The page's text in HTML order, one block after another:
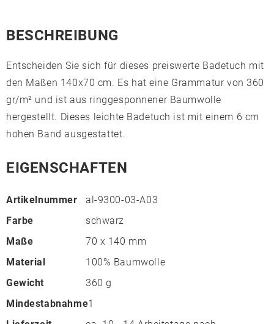
BESCHREIBUNG
Entscheiden Sie sich für dieses preiswerte Badetuch mit
den Maßen 140x70 cm. Es hat eine Grammatur von 360
gr/m² und ist aus ringgesponnener Baumwolle
hergestellt. Dieses leichte Badetuch ist mit einem 6 cm
hohen Band ausgestattet.
EIGENSCHAFTEN
Artikelnummer
al-9300-03-A03
Farbe
schwarz
Maße
70 x 140 mm
Material
100% Baumwolle
Gewicht
360 g
Mindestabnahme1